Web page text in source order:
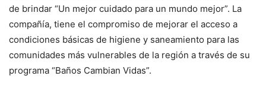
de brindar “Un mejor cuidado para un mundo mejor”. La
compañía, tiene el compromiso de mejorar el acceso a
condiciones básicas de higiene y saneamiento para las
comunidades más vulnerables de la región a través de su
programa “Baños Cambian Vidas”.